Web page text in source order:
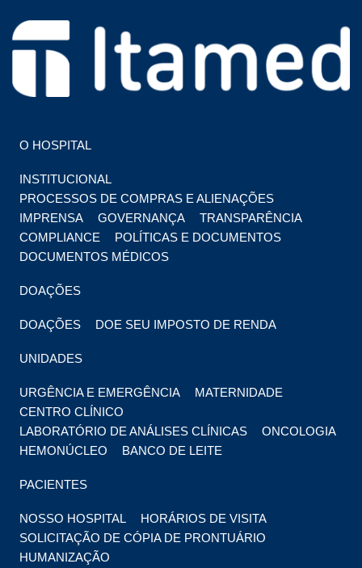
HOSPITAL EM FOZ DO IGUAÇU
O HOSPITAL
INSTITUCIONAL
PROCESSOS DE COMPRAS E ALIENAÇÕES
IMPRENSA
GOVERNANÇA
TRANSPARÊNCIA
COMPLIANCE
POLÍTICAS E DOCUMENTOS
DOCUMENTOS MÉDICOS
DOAÇÕES
DOAÇÕES DOE SEU IMPOSTO DE RENDA
UNIDADES
URGÊNCIA E EMERGÊNCIA
MATERNIDADE
CENTRO CLÍNICO
LABORATÓRIO DE ANÁLISES CLÍNICAS
ONCOLOGIA
HEMONÚCLEO
BANCO DE LEITE
PACIENTES
NOSSO HOSPITAL
HORÁRIOS DE VISITA
SOLICITAÇÃO DE CÓPIA DE PRONTUÁRIO
HUMANIZAÇÃO